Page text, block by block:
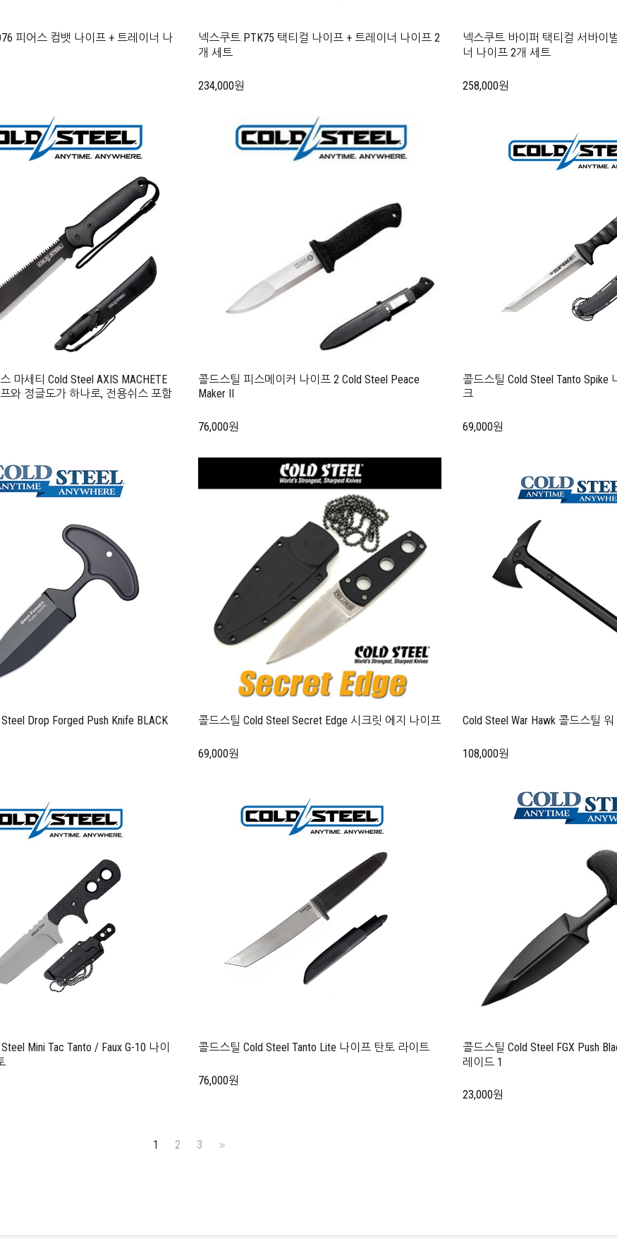
피어스 컴뱃 나이프 + 트레이너 나
넥스쿠트 PTK75 택티컬 나이프 + 트레이너 나이프 2
개 세트
234,000원
넥스쿠트 바이퍼 택티컬 서바이
너 나이프 2개 세트
258,000원
마세티 Cold Steel AXIS MACHETE
와 정글도가 하나로, 전용쉬스 포함
콜드스틸 피스메이커 나이프 2 Cold Steel Peace
Maker II
76,000원
콜드스틸 Cold Steel Tanto Spike
크
69,000원
Drop Forged Push Knife BLACK 콜드스틸 Cold Steel Secret Edge 시크릿 에지 나이프
69,000원
Cold Steel War Hawk 콜드스틸
108,000원
Mini Tac Tanto / Faux G-10 나이
콜드스틸 Cold Steel Tanto Lite 나이프 탄토 라이트
76,000원
콜드스틸 Cold Steel FGX Push
레이드 1
23,000원
1 2 3 >>